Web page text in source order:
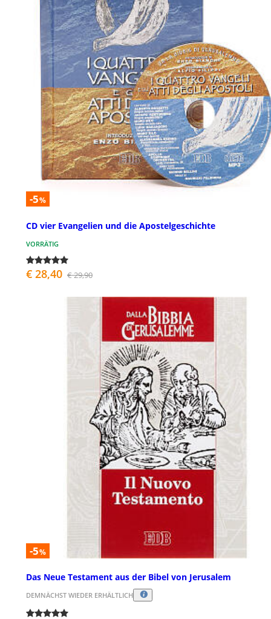
-5%
CD vier Evangelien und die Apostelgeschichte
VORRÄTIG
€ 28,40 € 29,90
-5%
Das Neue Testament aus der Bibel von Jerusalem
DEMNÄCHST WIEDER ERHÄLTLICH